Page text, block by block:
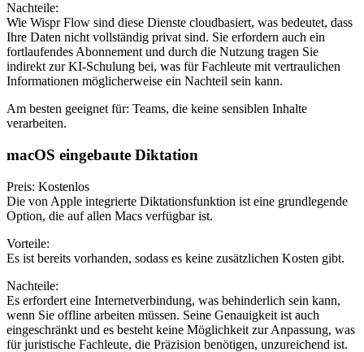
Nachteile:
Wie Wispr Flow sind diese Dienste cloudbasiert, was bedeutet, dass
Ihre Daten nicht vollständig privat sind. Sie erfordern auch ein
fortlaufendes Abonnement und durch die Nutzung tragen Sie
indirekt zur KI-Schulung bei, was für Fachleute mit vertraulichen
Informationen möglicherweise ein Nachteil sein kann.
Am besten geeignet für: Teams, die keine sensiblen Inhalte
verarbeiten.
macOS eingebaute Diktation
Preis: Kostenlos
Die von Apple integrierte Diktationsfunktion ist eine grundlegende
Option, die auf allen Macs verfügbar ist.
Vorteile:
Es ist bereits vorhanden, sodass es keine zusätzlichen Kosten gibt.
Nachteile:
Es erfordert eine Internetverbindung, was behinderlich sein kann,
wenn Sie offline arbeiten müssen. Seine Genauigkeit ist auch
eingeschränkt und es besteht keine Möglichkeit zur Anpassung, was
für juristische Fachleute, die Präzision benötigen, unzureichend ist.